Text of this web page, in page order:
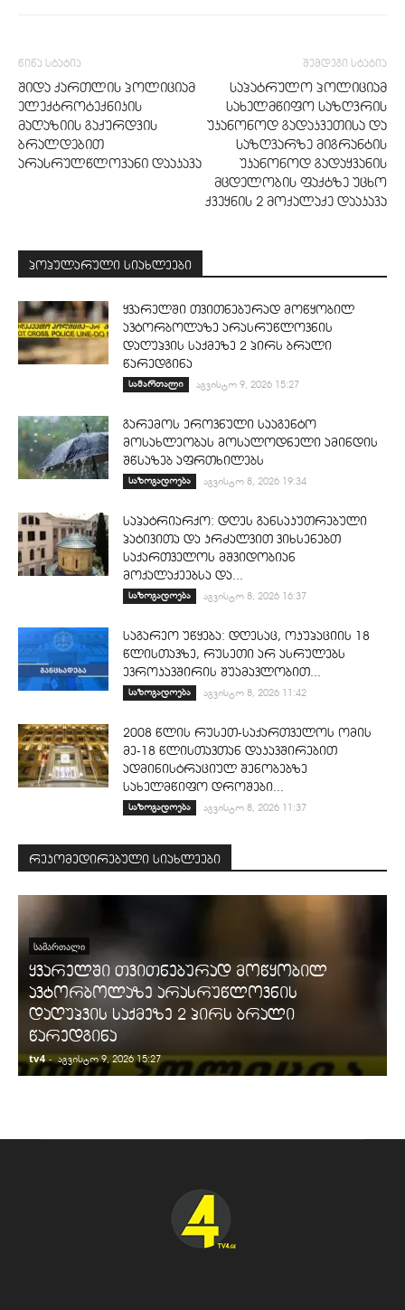
წინა სტატია
შიდა ქართლის პოლიციამ
ელექტროტექნიკის
მაღაზიის გაქურდვის
ბრალდებით
არასრულწლოვანი დააკავა
შემდეგი სტატია
საპატრულო პოლიციამ
სახელმწიფო საზღვრის
უკანონოდ გადაკვეთისა და
საზღვარზე მიგრანტის
უკანონოდ გადაყვანის
მცდელობის ფაქტზე უცხო
ქვეყნის 2 მოქალაქე დააკავა
პოპულარული სიახლეები
ყვარელში თვითნებურად მოწყობილ
ავტორბოლაზე არასრუწლოვნის
დაღუპვის საქმეზე 2 პირს ბრალი
წარედგინა
სამართალი აგვისტო 9, 2026 15:27
გარემოს ეროვნული სააგენტო
მოსახლეობას მოსალოდნელი ამინდის
შწსაზებ აფრთხილებს
საზოგადოება აგვისტო 8, 2026 19:34
საპატრიარქო: დღეს განსაკუთრებული
პატივითა და კრძალვით ვიხსენებთ
საქართველოს მშვიდობიან
მოქალაქეებსა და...
საზოგადოება აგვისტო 8, 2026 16:37
საგარეო უწყება: დღესაც, ოკუპაციის 18
წლისთავზე, რუსეთი არ ასრულებს
ევროკავშირის შუამავლობით...
საზოგადოება აგვისტო 8, 2026 11:42
2008 წლის რუსეთ-საქართველოს ომის
მე-18 წლისთავთან დაკავშირებით
ადმინისტრაციულ შენობებზე
სახელმწიფო დროშები...
საზოგადოება აგვისტო 8, 2026 11:37
რეკომედირებული სიახლეები
ᲡᲐᲛᲐᲠᲗᲐᲚᲘ
ყვარელში თვითნებურად მოწყობილ
ავტორბოლაზე არასრუწლოვნის
დაღუპვის საქმეზე 2 პირს ბრალი
წარედგინა
tv4 - აგვისტო 9, 2026 15:27